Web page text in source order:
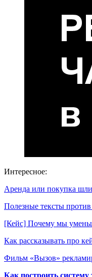
Интересное:
Аренда или покупка
Полезные тексты
[Кейс] Почему мы
Как рассказывать про
Фильм «Вызов»
Как построить систему